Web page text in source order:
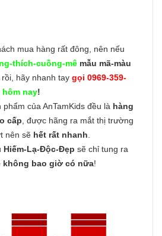
mua hàng rất đông, nên nếu
thích-cuồng-mê mẫu mã-màu
rồi, hãy nhanh tay gọi 0969-359-
hôm nay!
của AnTamKids đều là hàng
cấp , được hãng ra mắt thị trường
nên sẽ hết rất nhanh
Hiếm-Lạ-Độc-Đẹp sẽ chỉ tung ra
không bao giờ có nữa!